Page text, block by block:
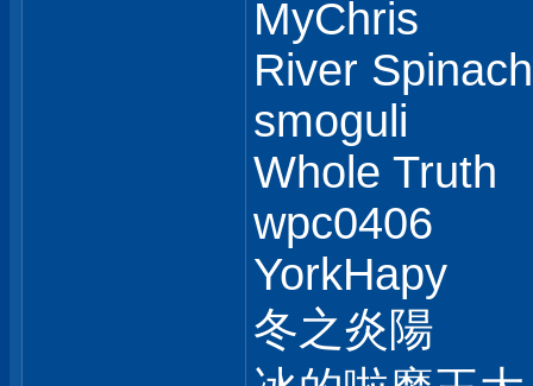
MyChris
River Spinach
smoguli
Whole Truth
wpc0406
YorkHapy
冬之炎陽